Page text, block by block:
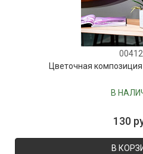
Цветочная
В
130
В